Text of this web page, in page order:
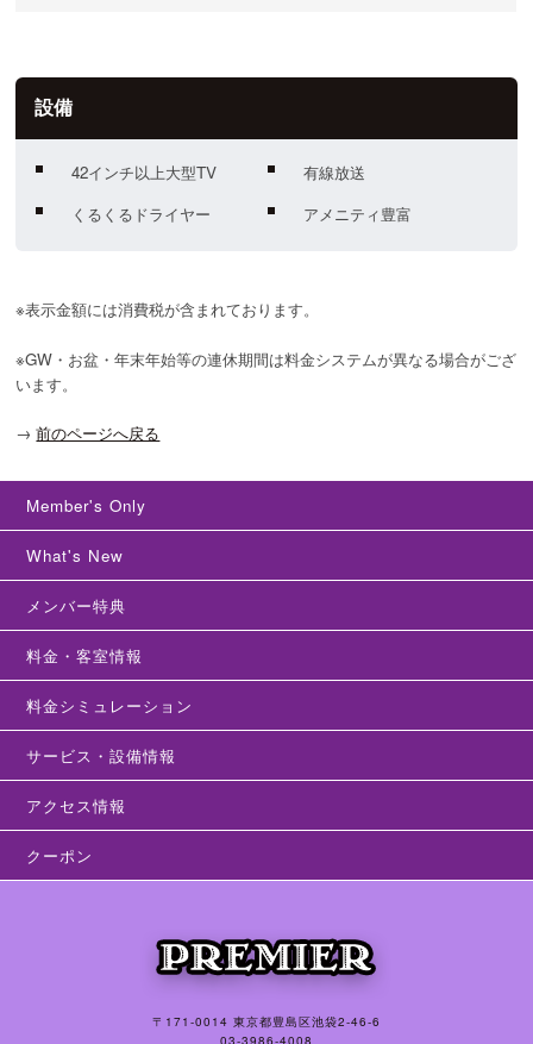
設備
42インチ以上大型TV
有線放送
くるくるドライヤー
アメニティ豊富
※表示金額には消費税が含まれております。
※GW・お盆・年末年始等の連休期間は料金システムが異なる場合がござ
います。
→ 前のページへ戻る
Member's Only
What's New
メンバー特典
料金・客室情報
料金シミュレーション
サービス・設備情報
アクセス情報
クーポン
〒171-0014 東京都豊島区池袋2-46-6
03-3986-4008